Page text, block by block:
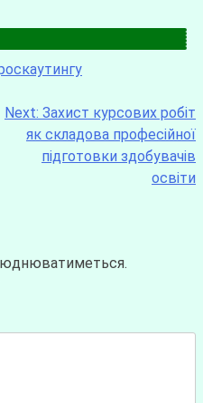
Next: Захист курсових робіт
як складова професійної
підготовки здобувачів
освіти